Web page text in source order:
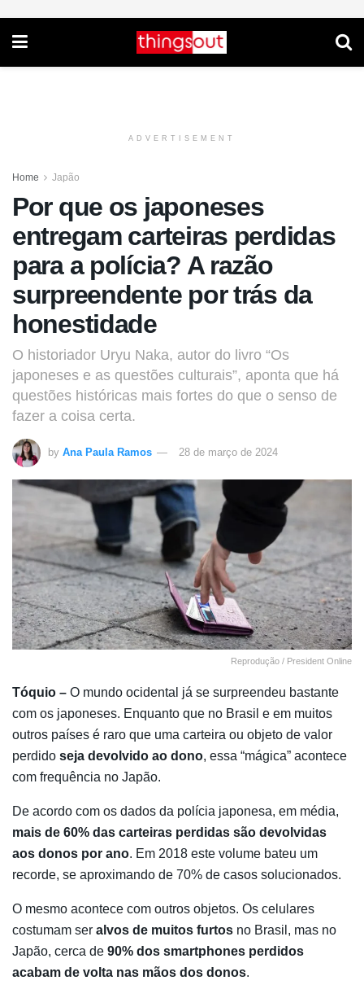
ADVERTISEMENT
Home Japão
Por que os japoneses
entregam carteiras perdidas
para a polícia? A razão
surpreendente por trás da
honestidade
O historiador Uryu Naka, autor do livro “Os
japoneses e as questões culturais”, aponta que há
questões históricas mais fortes do que o senso de
fazer a coisa certa.
by Ana Paula Ramos 28 de março de 2024
Reprodução / President Online
Tóquio – O mundo ocidental já se surpreendeu bastante
com os japoneses. Enquanto que no Brasil e em muitos
outros países é raro que uma carteira ou objeto de valor
perdido seja devolvido ao dono, essa “mágica” acontece
com frequência no Japão.
De acordo com os dados da polícia japonesa, em média,
mais de 60% das carteiras perdidas são devolvidas
aos donos por ano. Em 2018 este volume bateu um
recorde, se aproximando de 70% de casos solucionados.
O mesmo acontece com outros objetos. Os celulares
costumam ser alvos de muitos furtos no Brasil, mas no
Japão, cerca de 90% dos smartphones perdidos
acabam de volta nas mãos dos donos.